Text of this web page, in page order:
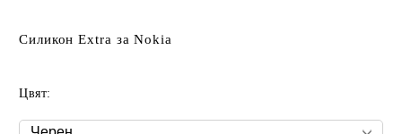
Силикон Extra за Nokia
Цвят: